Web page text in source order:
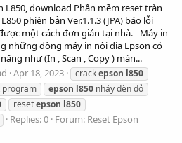
L850, download Phần mềm reset tràn
phiên bản Ver.1.1.3 (JPA) báo lỗi
một cách đơn giản tại nhà. - Máy in
những dòng máy in nội địa Epson có
như (In , Scan , Copy ) màn...
Apr 18, 2023 crackepson l850
program epson l850 nháy đèn đỏ
resetepson l850
Replies: 0 Forum: Reset Epson